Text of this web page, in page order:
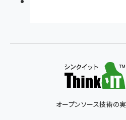
オープンソース技術の